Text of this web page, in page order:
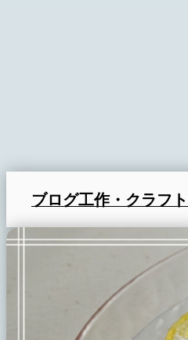
ブログ工作・クラフト